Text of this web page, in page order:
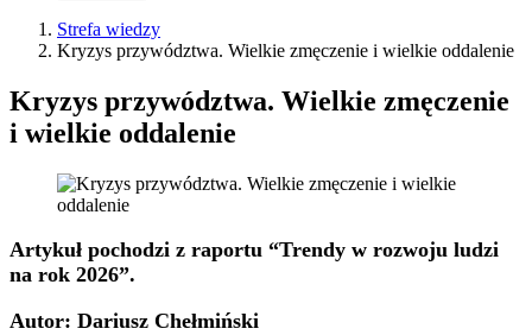
Strefa wiedzy
Kryzys przywództwa. Wielkie zmęczenie i wielkie oddalenie
Kryzys przywództwa. Wielkie zmęczenie
i wielkie oddalenie
Artykuł pochodzi z raportu “Trendy w rozwoju ludzi
na rok 2026”.
Autor: Dariusz Chełmiński